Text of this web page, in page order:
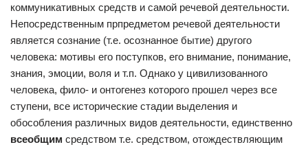
коммуникативных средств и самой речевой деятельности.
Непосредственным прпредметом речевой деятельности
является сознание (т.е. осознанное бытие) другого
человека: мотивы его поступков, его внимание, понимание,
знания, эмоции, воля и т.п. Однако у цивилизованного
человека, фило- и онтогенез которого прошел через все
ступени, все исторические стадии выделения и
обособления различных видов деятельности, единственно
всеобщим средством т.е. средством, отождествляющим